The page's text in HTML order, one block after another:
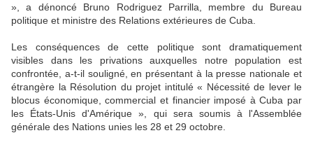
», a dénoncé Bruno Rodriguez Parrilla, membre du Bureau
politique et ministre des Relations extérieures de Cuba.
Les conséquences de cette politique sont dramatiquement
visibles dans les privations auxquelles notre population est
confrontée, a-t-il souligné, en présentant à la presse nationale et
étrangère la Résolution du projet intitulé « Nécessité de lever le
blocus économique, commercial et financier imposé à Cuba par
les États-Unis d'Amérique », qui sera soumis à l'Assemblée
générale des Nations unies les 28 et 29 octobre.